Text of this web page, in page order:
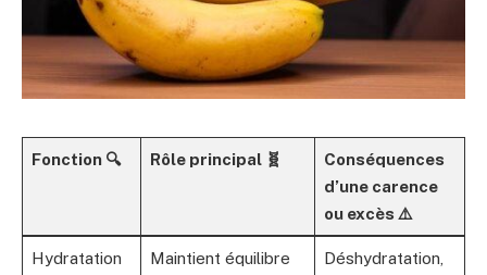
Fonction 🔍 Rôle principal 🧬
Conséquences
d’une carence
ou excès ⚠️
Hydratation
Maintient équilibre
Déshydratation,